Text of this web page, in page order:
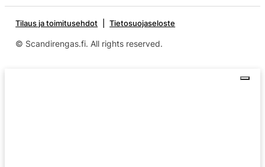
Tilaus ja toimitusehdot Tietosuojaseloste
© Scandirengas.fi. All rights reserved.